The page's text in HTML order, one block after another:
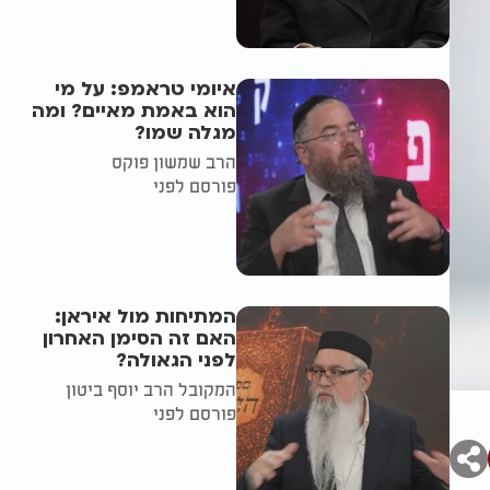
איומי טראמפ: על מי
הוא באמת מאיים? ומה
מגלה שמו?
הרב שמשון פוקס
פורסם לפני
המתיחות מול איראן:
האם זה הסימן האחרון
לפני הגאולה?
המקובל הרב יוסף ביטון
פורסם לפני